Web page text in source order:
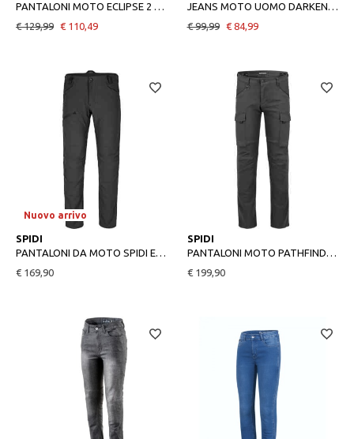
€ 129,99 € 110,49
€ 99,99
€ 84,99
Nuovo arrivo
28 29
SPIDI
PANTALONI DA MOTO SPIDI ESTIVI CHARGED
€ 169,90
32 33
SPIDI
PANTALONI MOTO PATHFINDER 2 CARGO ANTRACITE
€ 199,90